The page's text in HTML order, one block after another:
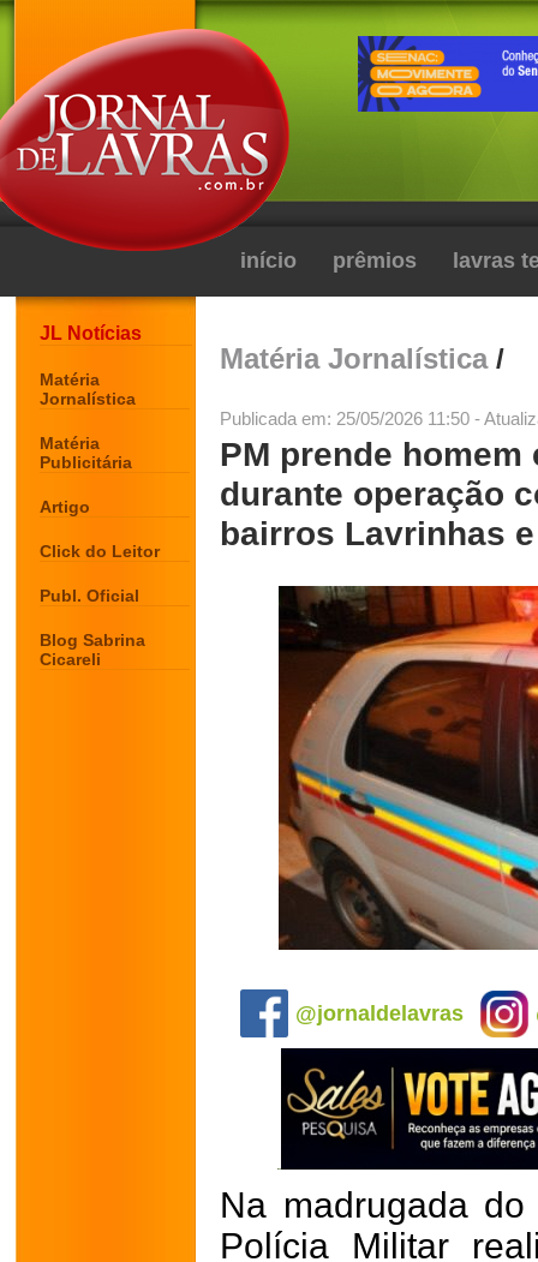
início prêmios lavras
JL Notícias
Matéria
Jornalística
Matéria
Publicitária
Artigo
Click do Leitor
Publ. Oficial
Blog Sabrina
Cicareli
Matéria Jornalística/
Publicada em: 25/05/2026 11:50 -
PM prende
durante operação
bairros Lavrinhas
@jornaldelavras
Na madrugada
Polícia Militar